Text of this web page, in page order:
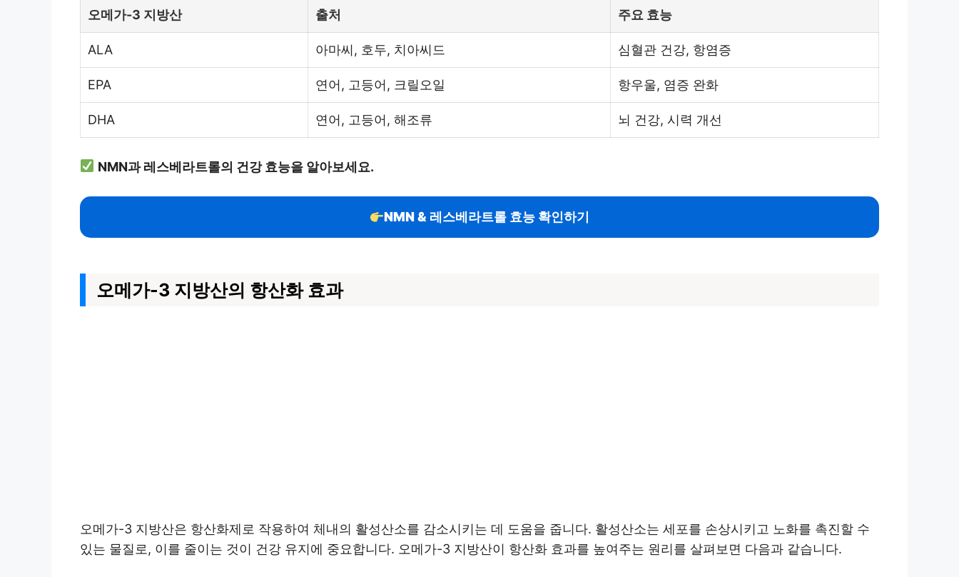
오메가-3 지방산 출처 주요 효능
ALA 아마씨, 호두, 치아씨드 심혈관 건강, 항염증
EPA 연어, 고등어, 크릴오일 항우울, 염증 완화
DHA 연어, 고등어, 해조류 뇌 건강, 시력 개선
NMN과 레스베라트롤의 건강 효능을 알아보세요.
NMN & 레스베라트롤 효능 확인하기
오메가-3 지방산의 항산화 효과
오메가-3 지방산은 항산화제로 작용하여 체내의 활성산소를 감소시키는 데 도움을 줍니다. 활성산소는 세포를 손상시키고 노화를 촉진할 수
있는 물질로, 이를 줄이는 것이 건강 유지에 중요합니다. 오메가-3 지방산이 항산화 효과를 높여주는 원리를 살펴보면 다음과 같습니다.